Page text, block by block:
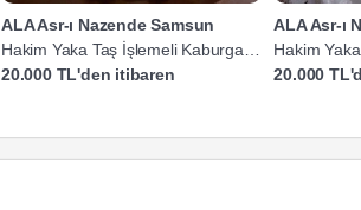
ALA Asr-ı Nazende Samsun
Hakim Yaka Taş İşlemeli Kaburga
Gelinlik
20.000 TL'den itibaren
ALA Asr-ı
Hakim
Gelinlik
20.000